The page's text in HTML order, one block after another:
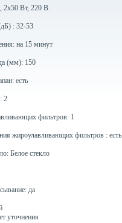
2х50 Вт, 220 В
: 32-53
на 15 минут
(мм): 150
есть
2
фильтров: 1
жироулавливающих фильтров : есть
Белое стекло
да
уточнения